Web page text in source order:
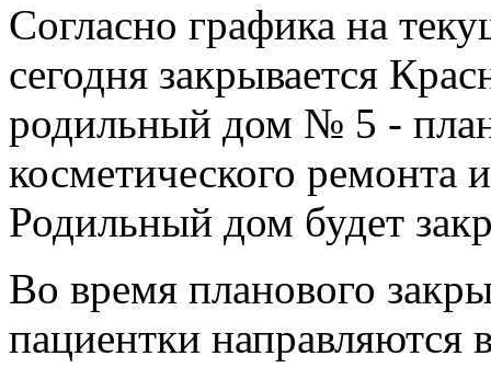
Согласно графика на
сегодня закрывается
родильный дом № 5 -
косметического ремонта
Родильный дом будет
Во время планового
пациентки направляются